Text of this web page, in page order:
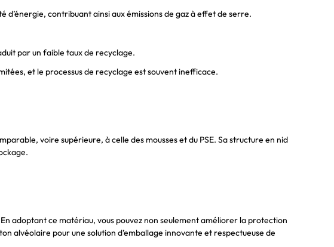
contribuant ainsi aux émissions de gaz à effet de serre.
par un faible taux de recyclage.
et le processus de recyclage est souvent inefficace.
voire supérieure, à celle des mousses et du PSE. Sa structure en nid
adoptant ce matériau, vous pouvez non seulement améliorer la protection
alvéolaire pour une solution d’emballage innovante et respectueuse de